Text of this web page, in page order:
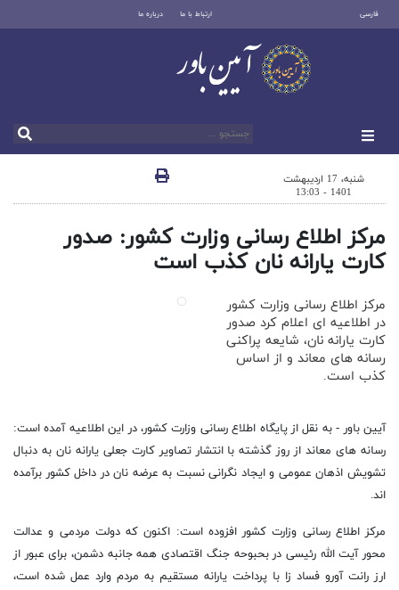
فارسی ارتباط با ما درباره ما
شنبه، 17 اردیبهشت
1401 - 13:03
مرکز اطلاع رسانی وزارت کشور: صدور
کارت یارانه نان کذب است
مرکز اطلاع رسانی وزارت کشور
در اطلاعیه ای اعلام کرد صدور
کارت یارانه نان، شایعه پراکنی
رسانه های معاند و از اساس
کذب است.
آیین باور - به نقل از پایگاه اطلاع رسانی وزارت کشور، در این اطلاعیه آمده است:
رسانه های معاند از روز گذشته با انتشار تصاویر کارت جعلی یارانه نان به دنبال
تشویش اذهان عمومی و ایجاد نگرانی نسبت به عرضه نان در داخل کشور برآمده
اند.
مرکز اطلاع رسانی وزارت کشور افزوده است: اکنون که دولت مردمی و عدالت
محور آیت الله رئیسی در بحبوحه جنگ اقتصادی همه جانبه دشمن، برای عبور از
ارز رانت آورو فساد زا با پرداخت یارانه مستقیم به مردم وارد عمل شده است،